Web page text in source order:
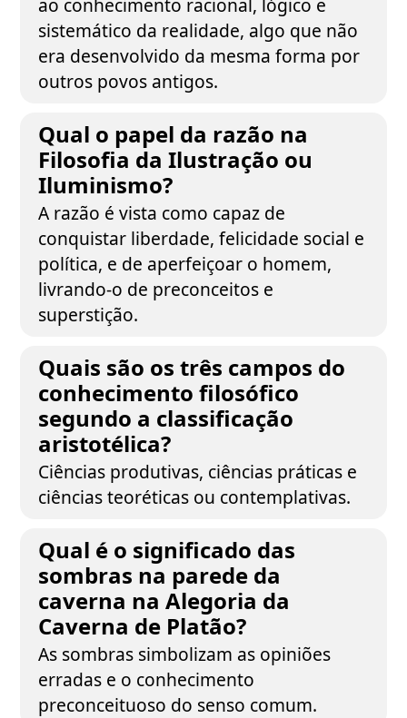
ao conhecimento racional, lógico e
sistemático da realidade, algo que não
era desenvolvido da mesma forma por
outros povos antigos.
Qual o papel da razão na
Filosofia da Ilustração ou
Iluminismo?
A razão é vista como capaz de
conquistar liberdade, felicidade social e
política, e de aperfeiçoar o homem,
livrando-o de preconceitos e
superstição.
Quais são os três campos do
conhecimento filosófico
segundo a classificação
aristotélica?
Ciências produtivas, ciências práticas e
ciências teoréticas ou contemplativas.
Qual é o significado das
sombras na parede da
caverna na Alegoria da
Caverna de Platão?
As sombras simbolizam as opiniões
erradas e o conhecimento
preconceituoso do senso comum.